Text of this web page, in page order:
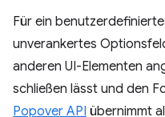
Für ein
unverankertes
anderen UI-Elementen
schließen lässt und den
Popover API übernimmt